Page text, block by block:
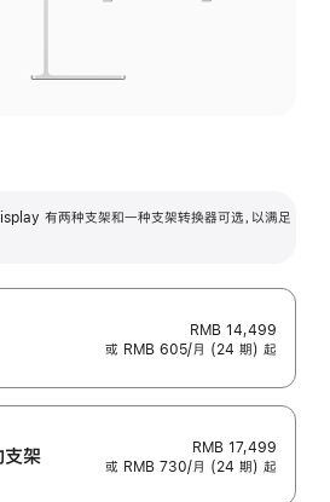
有两种支架和一种支架转换器可选，以满足
RMB 14,499
或 RMB 605/月 (24 期) 起
支‍架
RMB 17,499
或 RMB 730/月 (24 期) 起